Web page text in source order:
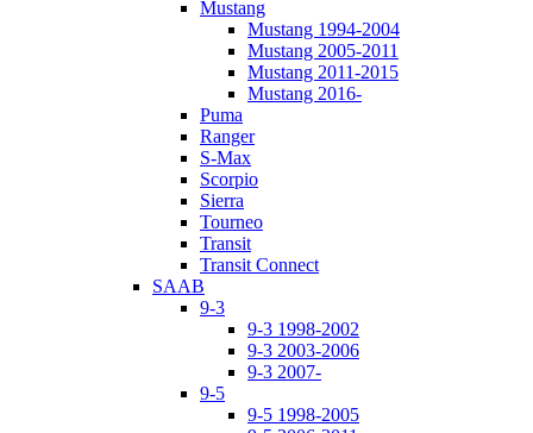
Mustang
Mustang 1994-2004
Mustang 2005-2011
Mustang 2011-2015
Mustang 2016-
Puma
Ranger
S-Max
Scorpio
Sierra
Tourneo
Transit
Transit Connect
SAAB
9-3
9-3 1998-2002
9-3 2003-2006
9-3 2007-
9-5
9-5 1998-2005